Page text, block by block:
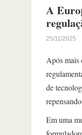
A
25/11/2025
Após mais
de
Em uma